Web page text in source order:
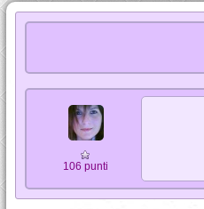
106 punti